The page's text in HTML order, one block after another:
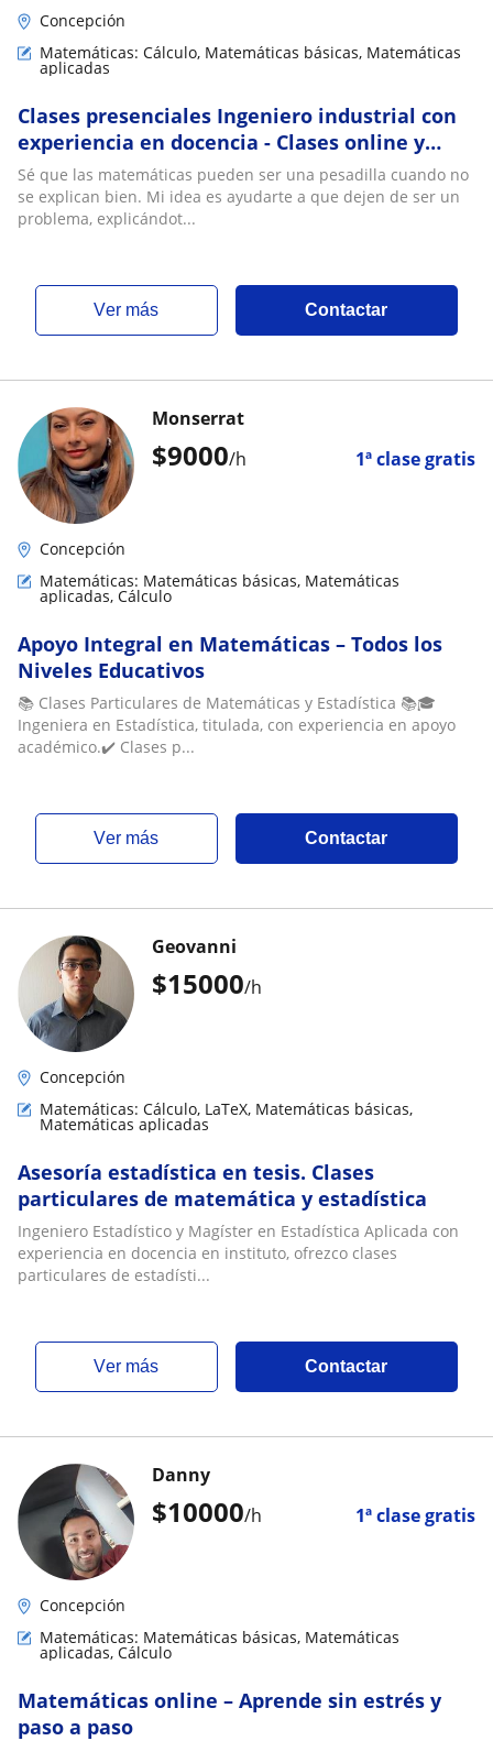
Concepción
Matemáticas: Cálculo, Matemáticas básicas, Matemáticas
aplicadas
Clases presenciales Ingeniero industrial con
experiencia en docencia - Clases online y
presenciales
Sé que las matemáticas pueden ser una pesadilla cuando no
se explican bien. Mi idea es ayudarte a que dejen de ser un
problema, explicándot...
ver más Contactar
$9000/h 1ª clase gratis
Monserrat
Concepción
Matemáticas: Matemáticas básicas, Matemáticas
aplicadas, Cálculo
Apoyo Integral en Matemáticas – Todos los
Niveles Educativos
📚 Clases Particulares de Matemáticas y Estadística 📚🎓
Ingeniera en Estadística, titulada, con experiencia en apoyo
académico.✔️ Clases p...
ver más Contactar
$15000/h
Geovanni
Concepción
Matemáticas: Cálculo, LaTeX, Matemáticas básicas,
Matemáticas aplicadas
Asesoría estadística en tesis. Clases
particulares de matemática y estadística
Ingeniero Estadístico y Magíster en Estadística Aplicada con
experiencia en docencia en instituto, ofrezco clases
particulares de estadísti...
ver más Contactar
$10000/h 1ª clase gratis
Danny
Concepción
Matemáticas: Matemáticas básicas, Matemáticas
aplicadas, Cálculo
Matemáticas online – Aprende sin estrés y
paso a paso